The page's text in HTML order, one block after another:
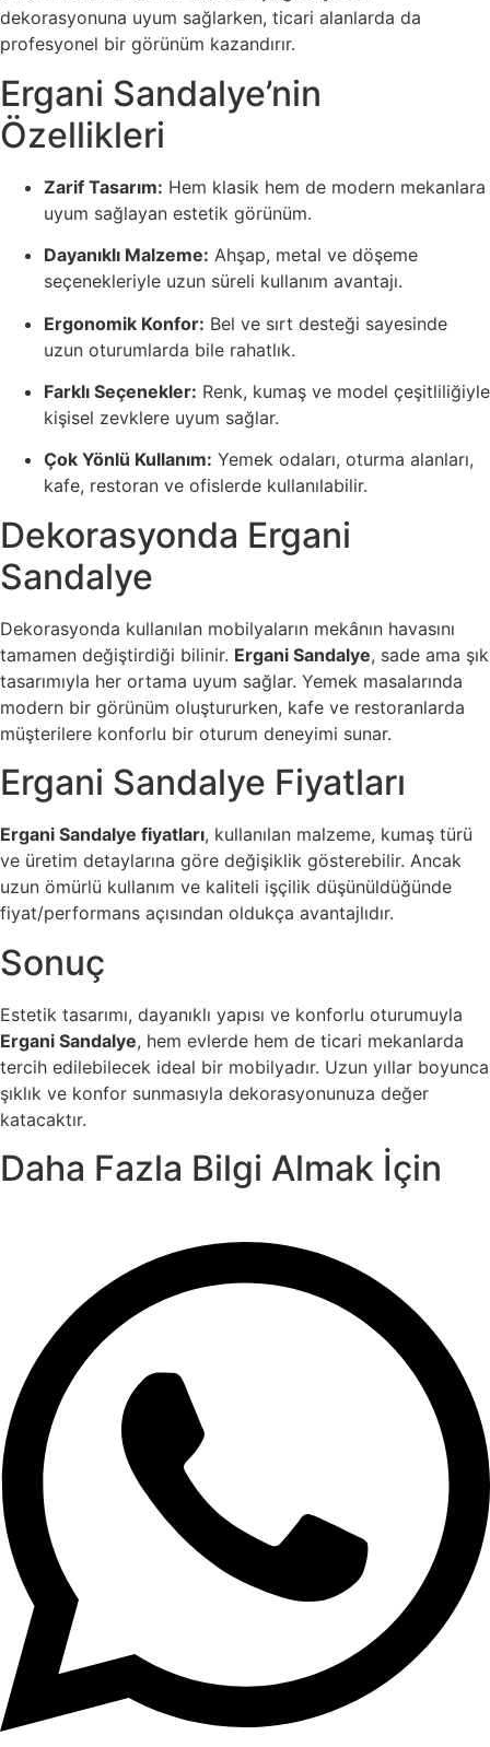
dekorasyonuna uyum sağlarken, ticari alanlarda da
profesyonel bir görünüm kazandırır.
Ergani Sandalye’nin
Özellikleri
Zarif Tasarım: Hem klasik hem de modern mekanlara
uyum sağlayan estetik görünüm.
Dayanıklı Malzeme: Ahşap, metal ve döşeme
seçenekleriyle uzun süreli kullanım avantajı.
Ergonomik Konfor: Bel ve sırt desteği sayesinde
uzun oturumlarda bile rahatlık.
Farklı Seçenekler: Renk, kumaş ve model çeşitliliğiyle
kişisel zevklere uyum sağlar.
Çok Yönlü Kullanım: Yemek odaları, oturma alanları,
kafe, restoran ve ofislerde kullanılabilir.
Dekorasyonda Ergani
Sandalye
Dekorasyonda kullanılan mobilyaların mekânın havasını
tamamen değiştirdiği bilinir. Ergani Sandalye, sade ama şık
tasarımıyla her ortama uyum sağlar. Yemek masalarında
modern bir görünüm oluştururken, kafe ve restoranlarda
müşterilere konforlu bir oturum deneyimi sunar.
Ergani Sandalye Fiyatları
Ergani Sandalye fiyatları, kullanılan malzeme, kumaş türü
ve üretim detaylarına göre değişiklik gösterebilir. Ancak
uzun ömürlü kullanım ve kaliteli işçilik düşünüldüğünde
fiyat/performans açısından oldukça avantajlıdır.
Sonuç
Estetik tasarımı, dayanıklı yapısı ve konforlu oturumuyla
Ergani Sandalye, hem evlerde hem de ticari mekanlarda
tercih edilebilecek ideal bir mobilyadır. Uzun yıllar boyunca
şıklık ve konfor sunmasıyla dekorasyonunuza değer
katacaktır.
Daha Fazla Bilgi Almak İçin